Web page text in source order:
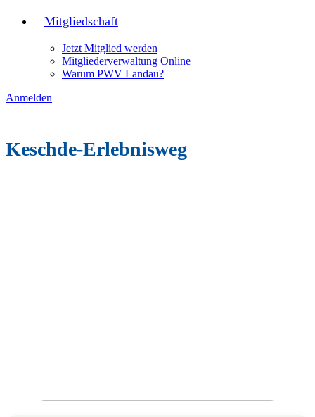
Mitgliedschaft
Jetzt Mitglied werden
Mitgliederverwaltung Online
Warum PWV Landau?
Anmelden
Keschde-Erlebnisweg